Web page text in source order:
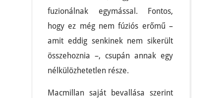
fuzionálnak egymással. Fontos,
hogy ez még nem fúziós erőmű –
amit eddig senkinek nem sikerült
összehoznia –, csupán annak egy
nélkülözhetetlen része.
Macmillan saját bevallása szerint